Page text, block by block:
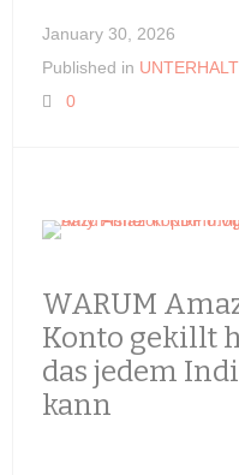
January 30, 2026
Published in
0
WARUM
Konto gekillt
das jedem
kann